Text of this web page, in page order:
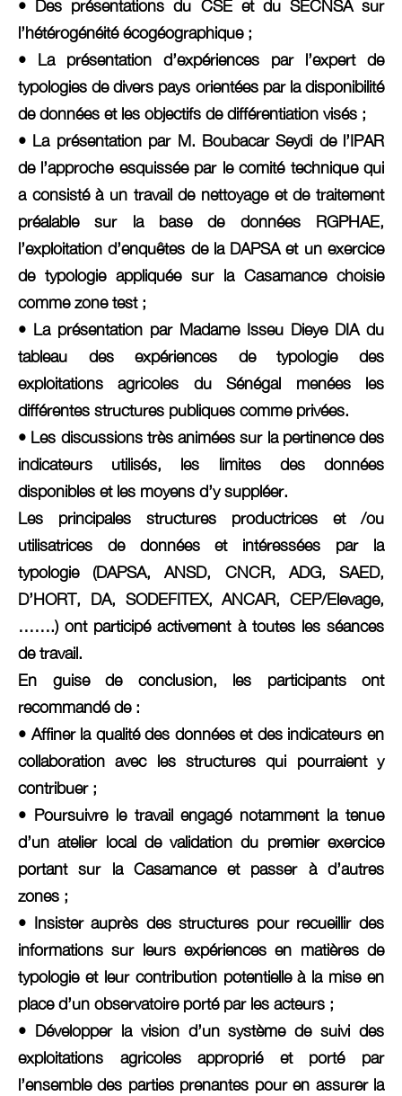
• Des présentations du CSE et du SECNSA sur
l’hétérogénéité écogéographique ;
• La présentation d’expériences par l’expert de
typologies de divers pays orientées par la disponibilité
de données et les objectifs de différentiation visés ;
• La présentation par M. Boubacar Seydi de l’IPAR
de l’approche esquissée par le comité technique qui
a consisté à un travail de nettoyage et de traitement
préalable sur la base de données RGPHAE,
l’exploitation d’enquêtes de la DAPSA et un exercice
de typologie appliquée sur la Casamance choisie
comme zone test ;
• La présentation par Madame Isseu Dieye DIA du
tableau des expériences de typologie des
exploitations agricoles du Sénégal menées les
différentes structures publiques comme privées.
• Les discussions très animées sur la pertinence des
indicateurs utilisés, les limites des données
disponibles et les moyens d’y suppléer.
Les principales structures productrices et /ou
utilisatrices de données et intéressées par la
typologie (DAPSA, ANSD, CNCR, ADG, SAED,
D’HORT, DA, SODEFITEX, ANCAR, CEP/Elevage,
…….) ont participé activement à toutes les séances
de travail.
En guise de conclusion, les participants ont
recommandé de :
• Affiner la qualité des données et des indicateurs en
collaboration avec les structures qui pourraient y
contribuer ;
• Poursuivre le travail engagé notamment la tenue
d’un atelier local de validation du premier exercice
portant sur la Casamance et passer à d’autres
zones ;
• Insister auprès des structures pour recueillir des
informations sur leurs expériences en matières de
typologie et leur contribution potentielle à la mise en
place d’un observatoire porté par les acteurs ;
• Développer la vision d’un système de suivi des
exploitations agricoles approprié et porté par
l’ensemble des parties prenantes pour en assurer la